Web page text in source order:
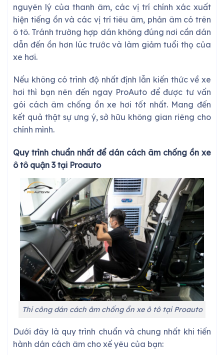
nguyên lý của thanh âm, các vị trí chính xác xuất
hiện tiếng ồn và các vị trí tiêu âm, phản âm có trên
ô tô. Tránh trường hợp dán không đúng nơi cần dán
dẫn đến ồn hơn lúc trước và làm giảm tuổi thọ của
xe hơi.
Nếu không có trình độ nhất định lẫn kiến thức về xe
hơi thì bạn nên đến ngay ProAuto để được tư vấn
gói cách âm chống ồn xe hơi tốt nhất. Mang đến
kết quả thật sự ưng ý, sở hữu không gian riêng cho
chính mình.
Quy trình chuẩn nhất để dán cách âm chống ồn xe
ô tô quận 3tại Proauto
Thi công dán cách âm chống ồn xe ô tô tại Proauto
Dưới đây là quy trình chuẩn và chung nhất khi tiến
hành dán cách âm cho xế yêu của bạn: